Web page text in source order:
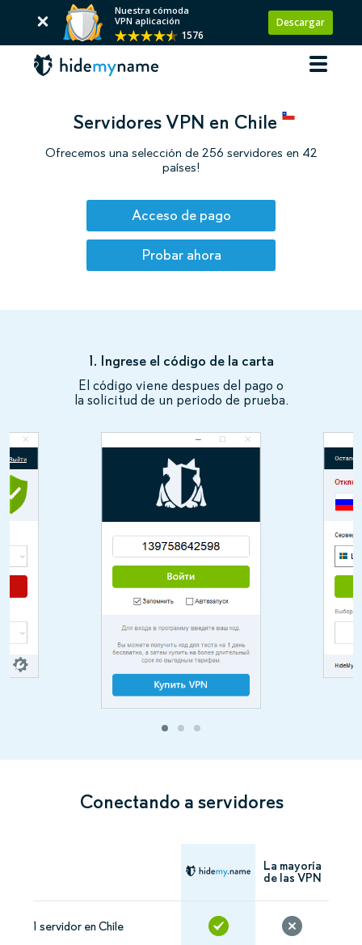
Nuestra cómoda
VPN aplicación
1576
Descargar
Servidores VPN en Chile
Ofrecemos una selección de 256 servidores en 42
países!
Acceso de pago
Probar ahora
1. Ingrese el código de la carta
El código viene despues del pago o
la solicitud de un periodo de prueba.
Conectando a servidores
La mayoría
de las VPN
1 servidor en Chile